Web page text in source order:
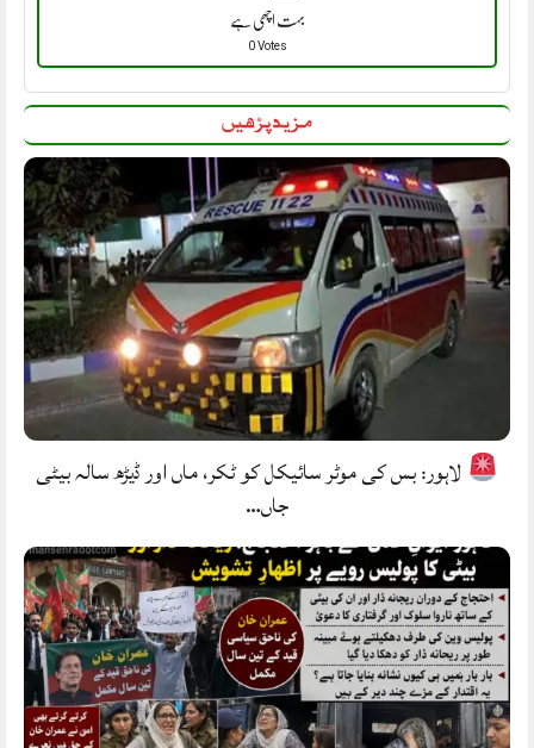
بہت اچھی ہے
0 Votes
مزید پڑھیں
لاہور: بس کی موٹر سائیکل کو ٹکر، ماں اور ڈیڑھ سالہ بیٹی
جاں…